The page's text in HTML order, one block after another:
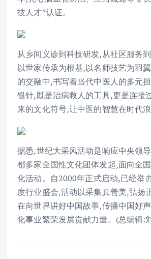
技人才”认证。
从乡间义诊到科技研发,从社区服务
以世家传承为根基,以名师技艺为羽
的交融中,书写着当代中医人的多元
银针,既是治病救人的工具,更是连接
来的文化符号,让中医的智慧在时代浪
据悉,世纪大采风活动是响应中央领
都多家全国性文化团体发起,面向全
化活动。自2000年正式启动,已经举
度行业盛会,活动以采集真善美,弘扬
在向世界讲好中国故事,传播中国好
化事业繁荣发展贡献力量。(总编辑: